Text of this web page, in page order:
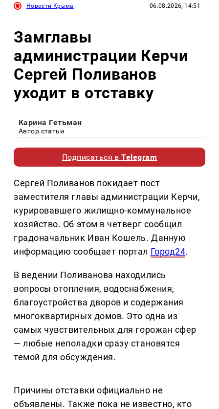
Новости Крыма 06.08.2026, 14:51
Замглавы
администрации Керчи
Сергей Поливанов
уходит в отставку
Карина Гетьман
Автор статьи
Подписаться вTelegram
Сергей Поливанов покидает пост
заместителя главы администрации Керчи,
курировавшего жилищно-коммунальное
хозяйство. Об этом в четверг сообщил
градоначальник Иван Кошель. Данную
информацию сообщает портал Город24.
В ведении Поливанова находились
вопросы отопления, водоснабжения,
благоустройства дворов и содержания
многоквартирных домов. Это одна из
самых чувствительных для горожан сфер
— любые неполадки сразу становятся
темой для обсуждения.
Причины отставки официально не
объявлены. Также пока не известно, кто